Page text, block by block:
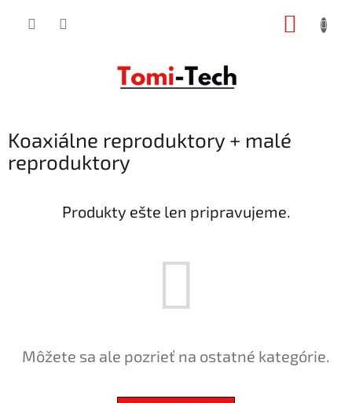
Koaxiálne reproduktory + malé
reproduktory
Produkty ešte len pripravujeme.
Môžete sa ale pozrieť na ostatné kategórie.